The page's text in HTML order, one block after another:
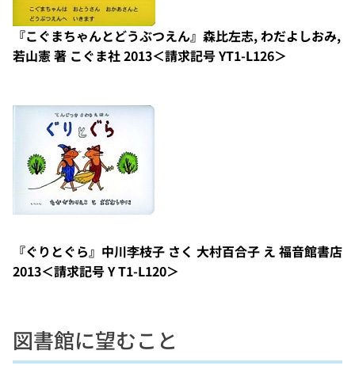
『こぐまちゃんとどうぶつえん』森比左志, わだよしおみ,
若山憲 著 こぐま社 2013＜請求記号 YT1-L126＞
『ぐりとぐら』中川李枝子 さく 大村百合子 え 福音館書店
2013＜請求記号 Y T1-L120＞
図書館に望むこと